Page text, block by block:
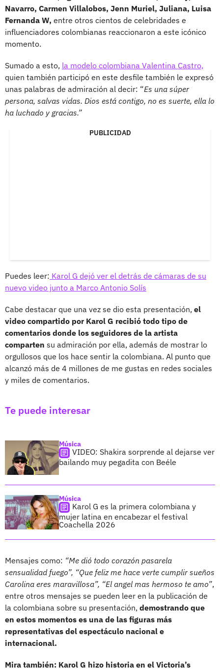
Navarro, Carmen Villalobos, Jenn Muriel, Juliana, Luisa
Fernanda W, entre otros cientos de celebridades e
influenciadores colombianas reaccionaron a este icónico
momento.
Sumado a esto, la modelo colombiana Valentina Castro,
quien también participó en este desfile también le expresó
unas palabras de admiración al decir: “Es una súper
persona, salvas vidas. Dios está contigo, no es suerte, ella lo
ha luchado y gracias.”
PUBLICIDAD
Puedes leer: Karol G dejó ver el detrás de cámaras de su
nuevo video junto a Marco Antonio Solís
Cabe destacar que una vez se dio esta presentación, el
video compartido por Karol G recibió todo tipo de
comentarios donde los seguidores de la artista
comparten su admiración por ella, además de mostrar lo
orgullosos que los hace sentir la colombiana. Al punto que
alcanzó más de 4 millones de me gustas en redes sociales
y miles de comentarios.
Te puede interesar
Música
VIDEO: Shakira sorprende al dejarse ver
bailando muy pegadita con Beéle
Música
Karol G es la primera colombiana y
mujer latina en encabezar el festival
Coachella 2026
Mensajes como: “Me dió todo corazón pasarela
sensualidad fuego”, “Que feliz me hace verte cumplir sueños
Carolina eres maravillosa”, “El angel mas hermoso te amo”,
entre otros mensajes se pueden leer en la publicación de
la colombiana sobre su presentación, demostrando que
en estos momentos es una de las figuras más
representativas del espectáculo nacional e
internacional.
Mira también: Karol G hizo historia en el Victoria’s